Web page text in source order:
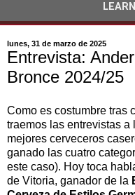
lunes, 31 de marzo de 2025
Entrevista:
Bronce 2024/25
Como es costumbre tras
traemos las entrevistas
mejores cerveceros
ganado las cuatro
este caso). Hoy toca
de Vitoria, ganador de la